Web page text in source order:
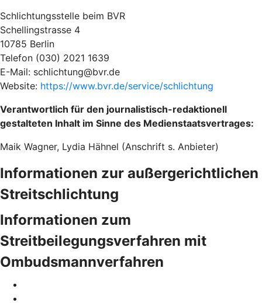
Schlichtungsstelle beim BVR
Schellingstrasse 4
10785 Berlin
Telefon (030) 2021 1639
E-Mail: schlichtung@bvr.de
Website: https://www.bvr.de/service/schlichtung
Verantwortlich für den journalistisch-redaktionell
gestalteten Inhalt im Sinne des Medienstaatsvertrages:
Maik Wagner, Lydia Hähnel (Anschrift s. Anbieter)
Informationen zur außergerichtlichen
Streitschlichtung
Informationen zum
Streitbeilegungsverfahren mit
Ombudsmannverfahren